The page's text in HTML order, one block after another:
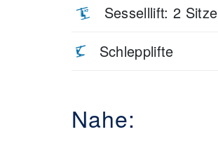
Sesselllift: 2 Sitze
Schlepplifte
Nahe: